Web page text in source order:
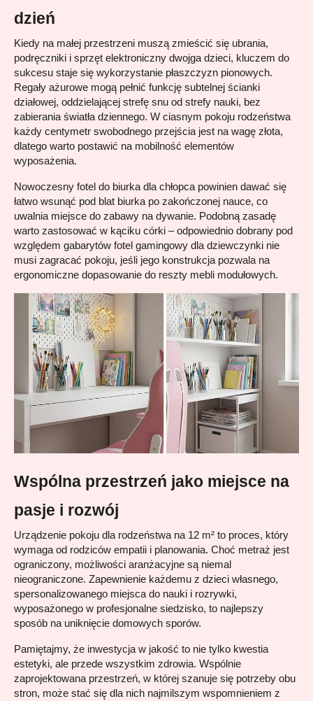
dzień
Kiedy na małej przestrzeni muszą zmieścić się ubrania,
podręczniki i sprzęt elektroniczny dwojga dzieci, kluczem do
sukcesu staje się wykorzystanie płaszczyzn pionowych.
Regały ażurowe mogą pełnić funkcję subtelnej ścianki
działowej, oddzielającej strefę snu od strefy nauki, bez
zabierania światła dziennego. W ciasnym pokoju rodzeństwa
każdy centymetr swobodnego przejścia jest na wagę złota,
dlatego warto postawić na mobilność elementów
wyposażenia.
Nowoczesny fotel do biurka dla chłopca powinien dawać się
łatwo wsunąć pod blat biurka po zakończonej nauce, co
uwalnia miejsce do zabawy na dywanie. Podobną zasadę
warto zastosować w kąciku córki – odpowiednio dobrany pod
względem gabarytów fotel gamingowy dla dziewczynki nie
musi zagracać pokoju, jeśli jego konstrukcja pozwala na
ergonomiczne dopasowanie do reszty mebli modułowych.
Wspólna przestrzeń jako miejsce na
pasje i rozwój
Urządzenie pokoju dla rodzeństwa na 12 m² to proces, który
wymaga od rodziców empatii i planowania. Choć metraż jest
ograniczony, możliwości aranżacyjne są niemal
nieograniczone. Zapewnienie każdemu z dzieci własnego,
spersonalizowanego miejsca do nauki i rozrywki,
wyposażonego w profesjonalne siedzisko, to najlepszy
sposób na uniknięcie domowych sporów.
Pamiętajmy, że inwestycja w jakość to nie tylko kwestia
estetyki, ale przede wszystkim zdrowia. Wspólnie
zaprojektowana przestrzeń, w której szanuje się potrzeby obu
stron, może stać się dla nich najmilszym wspomnieniem z